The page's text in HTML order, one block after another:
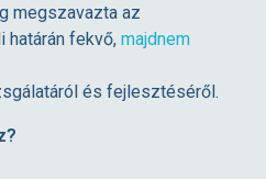
megszavazta az
határán fekvő, majdnem
és fejlesztéséről.